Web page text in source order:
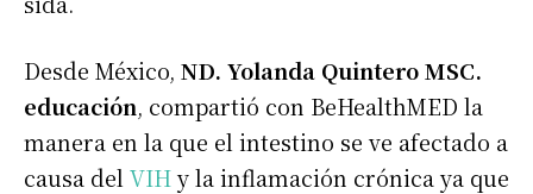
Desde México, ND. Yolanda Quintero MSC.
educación, compartió con BeHealthMED la
manera en la que el intestino se ve afectado a
causa del VIHy la inflamación crónica ya que